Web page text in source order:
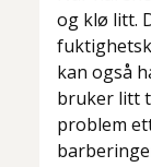
og klø litt.
kan også
bruker litt
problem